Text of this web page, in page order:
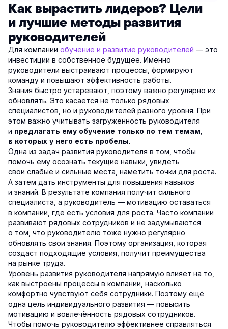
Как вырастить лидеров? Цели
и лучшие методы развития
руководителей
Для компании обучение и развитие руководителей — это
инвестиции в собственное будущее. Именно
руководители выстраивают процессы, формируют
команду и повышают эффективность работы.
Знания быстро устаревают, поэтому важно регулярно их
обновлять. Это касается не только рядовых
специалистов, но и руководителей разного уровня. При
этом важно учитывать загруженность руководителя
и предлагать ему обучение только по тем темам,
в которых у него есть пробелы.
Одна из задач развития руководителя в том, чтобы
помочь ему осознать текущие навыки, увидеть
свои слабые и сильные места, наметить точки для роста.
А затем дать инструменты для повышения навыков
и знаний. В результате компания получит сильного
специалиста, а руководитель — мотивацию оставаться
в компании, где есть условия для роста. Часто компании
развивают рядовых сотрудников и не задумываются
о том, что руководителю тоже нужно регулярно
обновлять свои знания. Поэтому организация, которая
создаст подходящие условия, получит преимущества
на рынке труда.
Уровень развития руководителя напрямую влияет на то,
как выстроены процессы в компании, насколько
комфортно чувствуют себя сотрудники. Поэтому ещё
одна цель индивидуального развития — повысить
мотивацию и вовлечённость рядовых сотрудников.
Чтобы помочь руководителю эффективнее справляться